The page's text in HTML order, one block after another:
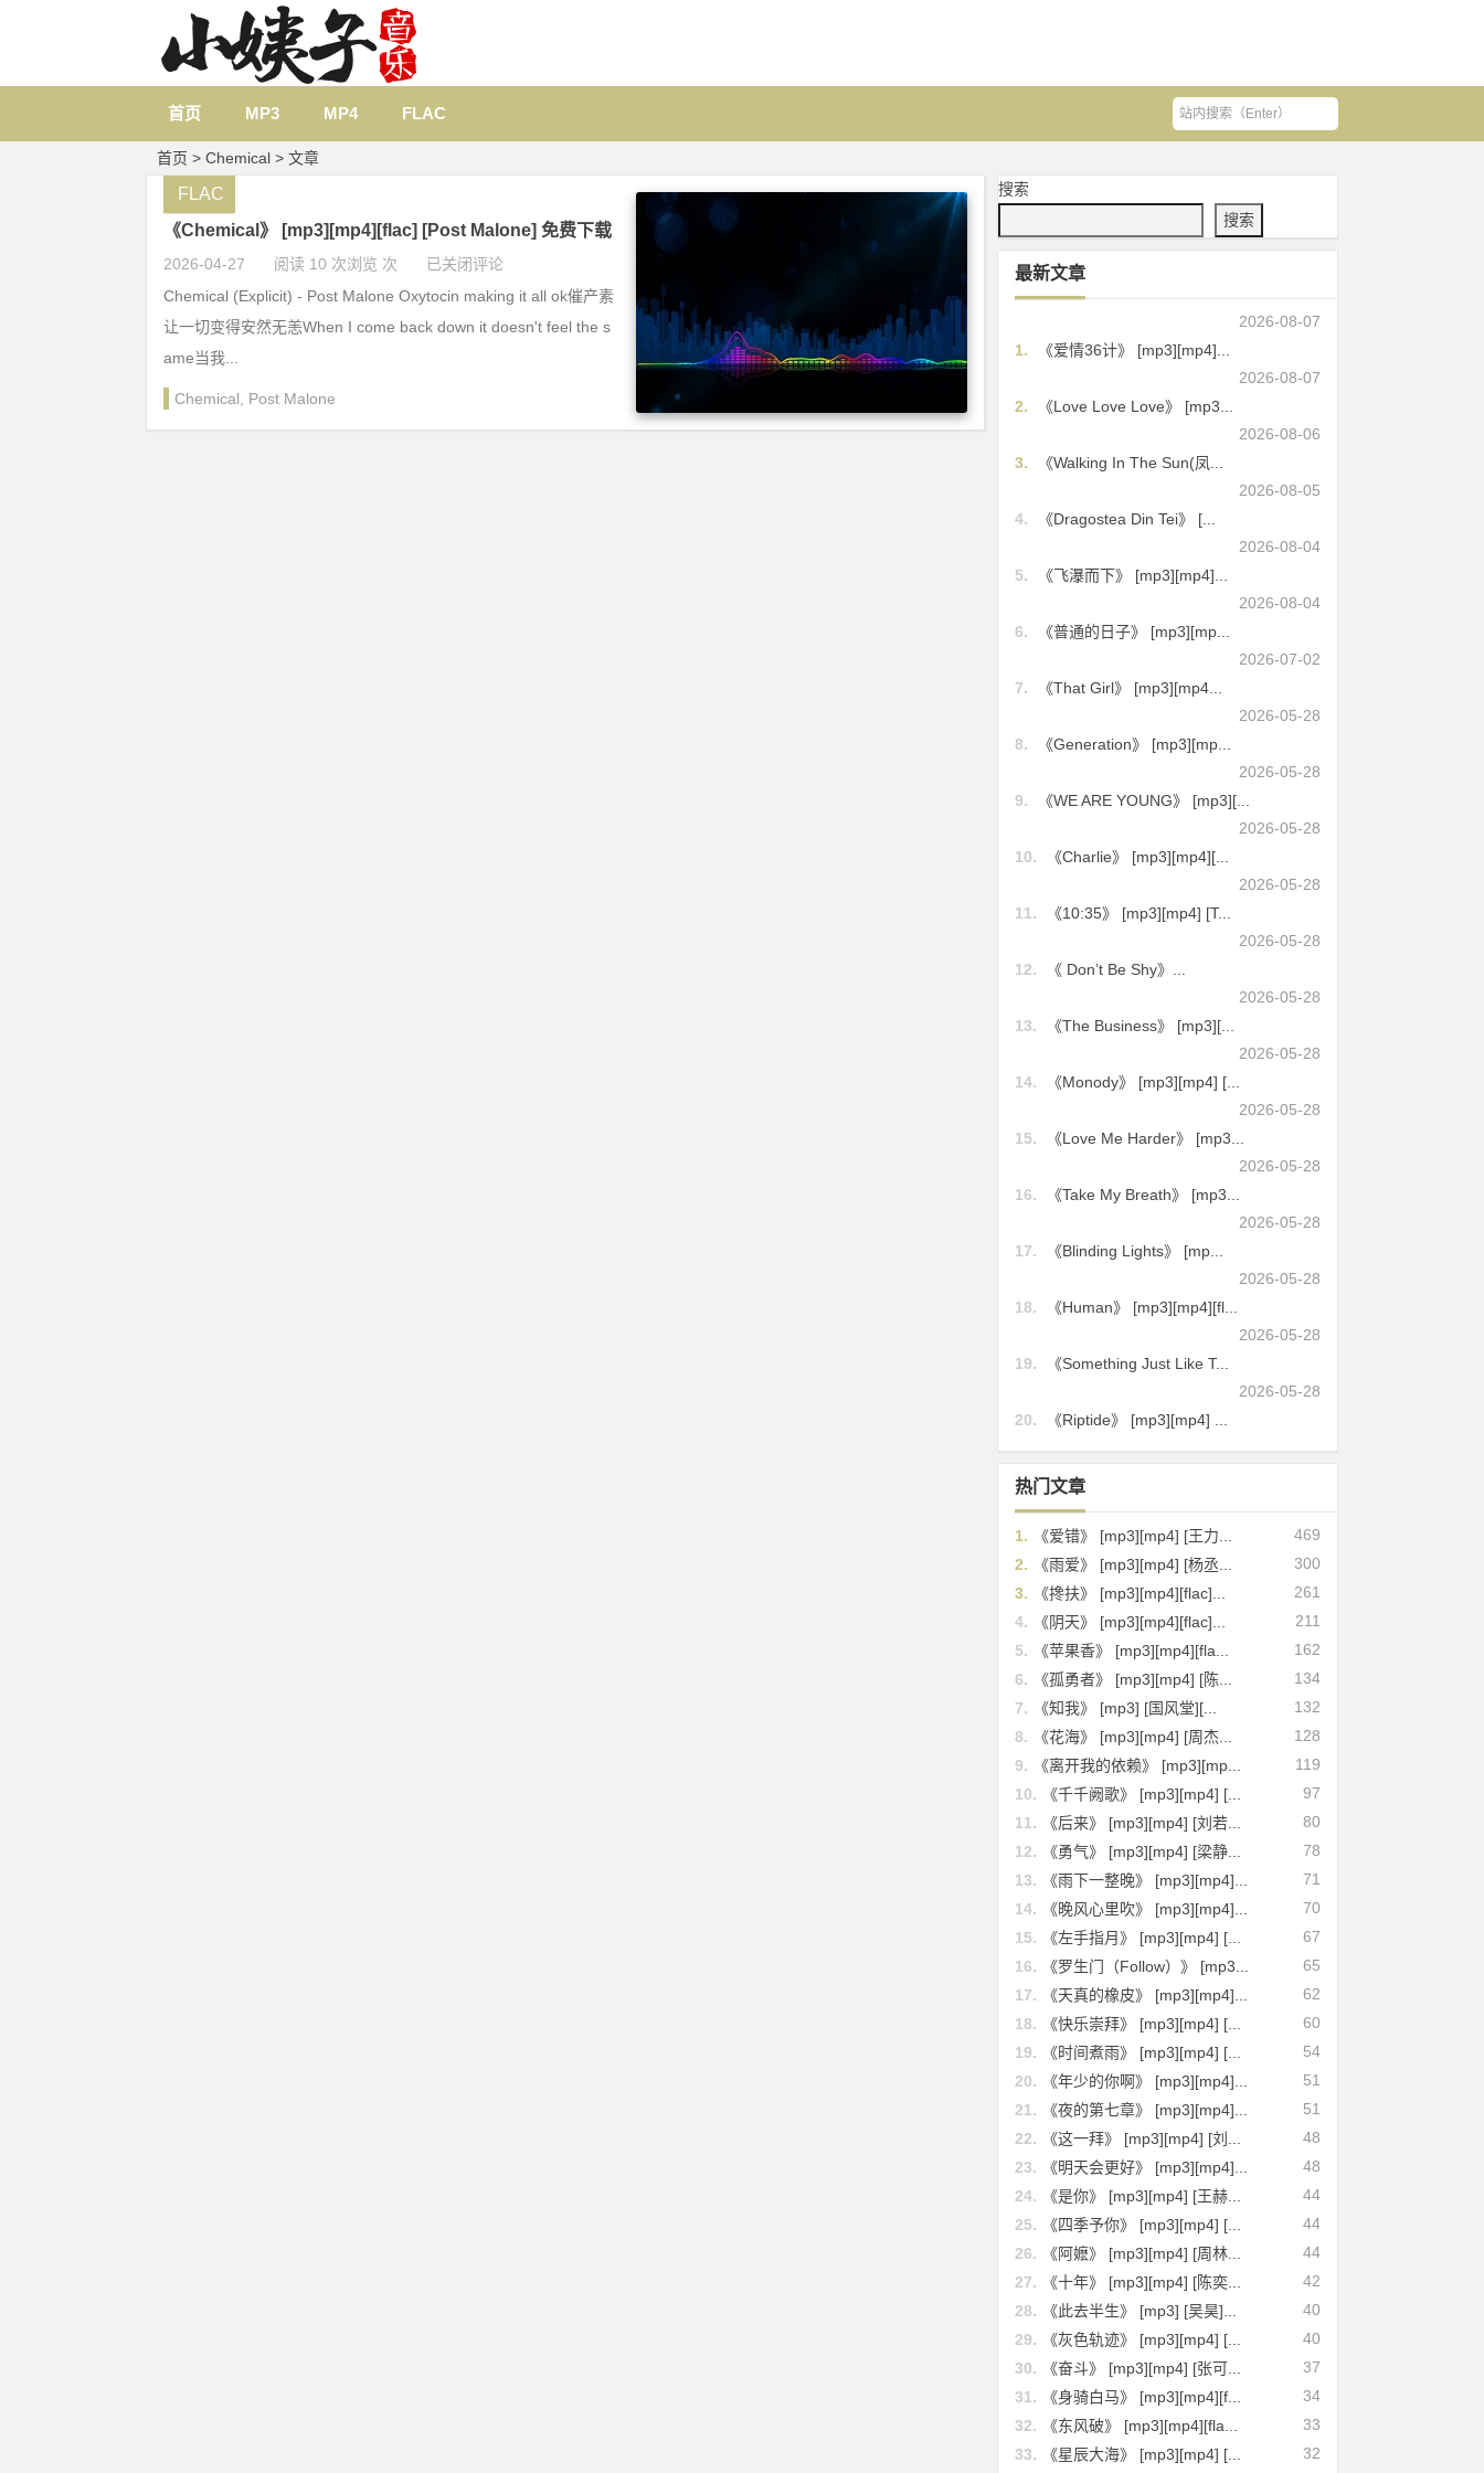
首页 MP3 MP4 FLAC
首页 > Chemical > 文章
《Chemical》 [mp3][mp4][flac] [Post Malone] 免费下载
2026-04-27 阅读 10 次浏览 次 已关闭评论
FLAC
Chemical (Explicit) - Post Malone Oxytocin making it all ok催产素
让一切变得安然无恙When I come back down it doesn't feel the s
ame当我...
Chemical Post Malone
搜索
搜索
最新文章
2026-08-07
1.
《爱情36计》 [mp3][mp4]...
2026-08-07
2.
《Love Love Love》 [mp3...
2026-08-06
3.
《Walking In The Sun(凤...
2026-08-05
4.
《Dragostea Din Tei》 [...
2026-08-04
5.
《飞瀑而下》 [mp3][mp4]...
2026-08-04
6.
《普通的日子》 [mp3][mp...
2026-07-02
7.
《That Girl》 [mp3][mp4...
2026-05-28
8.
《Generation》 [mp3][mp...
2026-05-28
9.
《WE ARE YOUNG》 [mp3][...
2026-05-28
10.
《Charlie》 [mp3][mp4][...
2026-05-28
11.
《10:35》 [mp3][mp4] [T...
2026-05-28
12.
《 Don’t Be Shy》...
2026-05-28
13.
《The Business》 [mp3][...
2026-05-28
14.
《Monody》 [mp3][mp4] [...
2026-05-28
15.
《Love Me Harder》 [mp3...
2026-05-28
16.
《Take My Breath》 [mp3...
2026-05-28
17.
《Blinding Lights》 [mp...
2026-05-28
18.
《Human》 [mp3][mp4][fl...
2026-05-28
19.
《Something Just Like T...
2026-05-28
20.
《Riptide》 [mp3][mp4] ...
热门文章
469
1.
《爱错》 [mp3][mp4] [王力...
300
2.
《雨爱》 [mp3][mp4] [杨丞...
261
3.
《搀扶》 [mp3][mp4][flac]...
211
4.
《阴天》 [mp3][mp4][flac]...
162
5.
《苹果香》 [mp3][mp4][fla...
134
6.
《孤勇者》 [mp3][mp4] [陈...
132
7.
《知我》 [mp3] [国风堂][...
128
8.
《花海》 [mp3][mp4] [周杰...
119
9.
《离开我的依赖》 [mp3][mp...
97
10.
《千千阙歌》 [mp3][mp4] [...
80
11.
《后来》 [mp3][mp4] [刘若...
78
12.
《勇气》 [mp3][mp4] [梁静...
71
13.
《雨下一整晚》 [mp3][mp4]...
70
14.
《晚风心里吹》 [mp3][mp4]...
67
15.
《左手指月》 [mp3][mp4] [...
65
16.
《罗生门（Follow）》 [mp3...
62
17.
《天真的橡皮》 [mp3][mp4]...
60
18.
《快乐崇拜》 [mp3][mp4] [...
54
19.
《时间煮雨》 [mp3][mp4] [...
51
20.
《年少的你啊》 [mp3][mp4]...
51
21.
《夜的第七章》 [mp3][mp4]...
48
22.
《这一拜》 [mp3][mp4] [刘...
48
23.
《明天会更好》 [mp3][mp4]...
44
24.
《是你》 [mp3][mp4] [王赫...
44
25.
《四季予你》 [mp3][mp4] [...
44
26.
《阿嬷》 [mp3][mp4] [周林...
42
27.
《十年》 [mp3][mp4] [陈奕...
40
28.
《此去半生》 [mp3] [吴昊]...
40
29.
《灰色轨迹》 [mp3][mp4] [...
37
30.
《奋斗》 [mp3][mp4] [张可...
34
31.
《身骑白马》 [mp3][mp4][f...
33
32.
《东风破》 [mp3][mp4][fla...
32
33. 《星辰大海》 [mp3][mp4] [...